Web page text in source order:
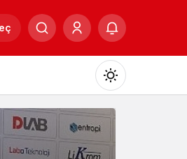
Mod
değiştir